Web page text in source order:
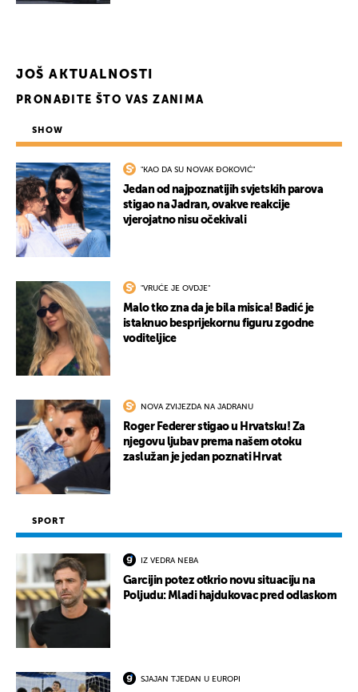
JOŠ AKTUALNOSTI
PRONAĐITE ŠTO VAS ZANIMA
SHOW
"KAO DA SU NOVAK ĐOKOVIĆ"
Jedan od najpoznatijih svjetskih parova
stigao na Jadran, ovakve reakcije
vjerojatno nisu očekivali
"VRUĆE JE OVDJE"
Malo tko zna da je bila misica! Badić je
istaknuo besprijekornu figuru zgodne
voditeljice
NOVA ZVIJEZDA NA JADRANU
Roger Federer stigao u Hrvatsku! Za
njegovu ljubav prema našem otoku
zaslužan je jedan poznati Hrvat
SPORT
IZ VEDRA NEBA
Garcijin potez otkrio novu situaciju na
Poljudu: Mladi hajdukovac pred odlaskom
SJAJAN TJEDAN U EUROPI
UKLJUČITE NOTIFIKACIJE